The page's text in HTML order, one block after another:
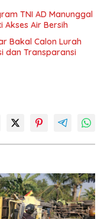
TNI AD Manunggal
Akses Air Bersih
Bakal Calon Lurah
dan Transparansi